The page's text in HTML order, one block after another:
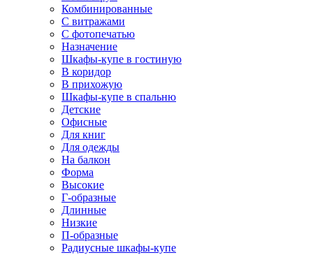
Комбинированные
С витражами
С фотопечатью
Назначение
Шкафы-купе в гостиную
В коридор
В прихожую
Шкафы-купе в спальню
Детские
Офисные
Для книг
Для одежды
На балкон
Форма
Высокие
Г-образные
Длинные
Низкие
П-образные
Радиусные шкафы-купе